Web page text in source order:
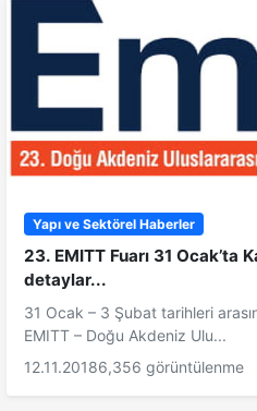
Yapı ve Sektörel Haberler
23. EMITT Fuarı 31 Ocak’ta
detaylar...
31 Ocak – 3 Şubat tarihleri
EMITT – Doğu Akdeniz Ulu...
12.11.20186,356 görüntülenme